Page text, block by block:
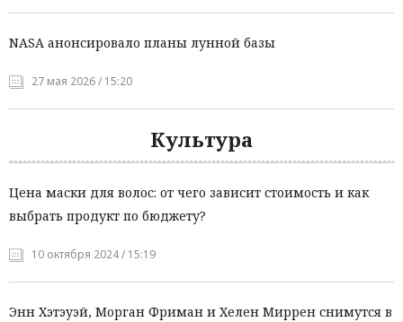
NASA анонсировало планы лунной базы
27 мая 2026 / 15:20
Культура
Цена маски для волос: от чего зависит стоимость и как
выбрать продукт по бюджету?
10 октября 2024 / 15:19
Энн Хэтэуэй, Морган Фриман и Хелен Миррен снимутся в